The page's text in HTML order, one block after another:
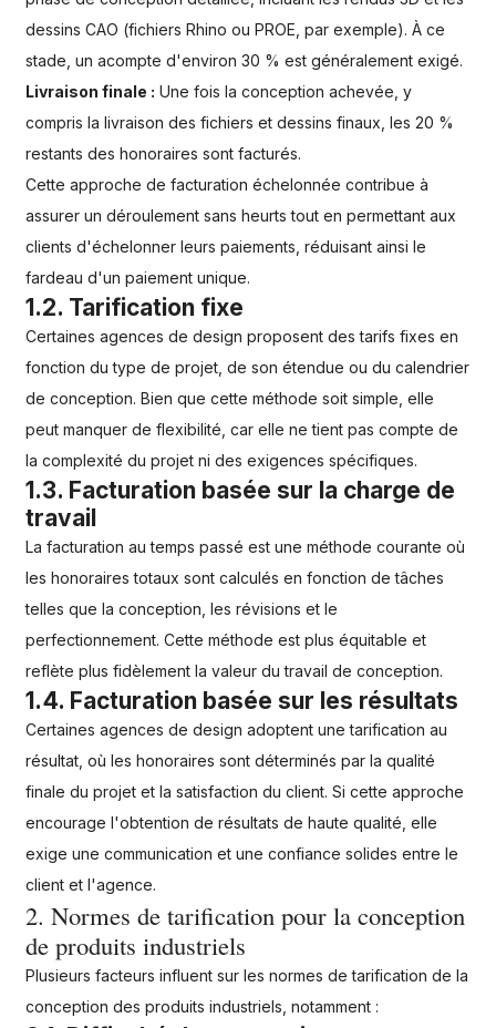
dessins CAO (fichiers Rhino ou PROE, par exemple). À ce
stade, un acompte d'environ 30 % est généralement exigé.
Livraison finale : Une fois la conception achevée, y
compris la livraison des fichiers et dessins finaux, les 20 %
restants des honoraires sont facturés.
Cette approche de facturation échelonnée contribue à
assurer un déroulement sans heurts tout en permettant aux
clients d'échelonner leurs paiements, réduisant ainsi le
fardeau d'un paiement unique.
1.2. Tarification fixe
Certaines agences de design proposent des tarifs fixes en
fonction du type de projet, de son étendue ou du calendrier
de conception. Bien que cette méthode soit simple, elle
peut manquer de flexibilité, car elle ne tient pas compte de
la complexité du projet ni des exigences spécifiques.
1.3. Facturation basée sur la charge de
travail
La facturation au temps passé est une méthode courante où
les honoraires totaux sont calculés en fonction de tâches
telles que la conception, les révisions et le
perfectionnement. Cette méthode est plus équitable et
reflète plus fidèlement la valeur du travail de conception.
1.4. Facturation basée sur les résultats
Certaines agences de design adoptent une tarification au
résultat, où les honoraires sont déterminés par la qualité
finale du projet et la satisfaction du client. Si cette approche
encourage l'obtention de résultats de haute qualité, elle
exige une communication et une confiance solides entre le
client et l'agence.
2. Normes de tarification pour la conception
de produits industriels
Plusieurs facteurs influent sur les normes de tarification de la
conception des produits industriels, notamment :